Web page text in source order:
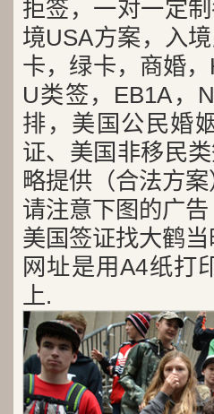
拒签，一对一定
境USA方案，入
卡，绿卡，商婚
U类签，EB1A，
排，美国公民婚
证、美国非移民
略提供（合法方案
请注意下图的广告
美国签证找大鹤
网址是用A4纸打
上.